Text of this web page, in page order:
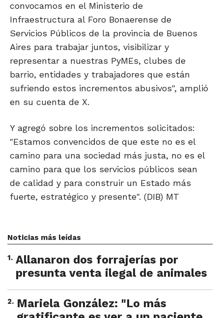
convocamos en el Ministerio de
Infraestructura al Foro Bonaerense de
Servicios Públicos de la provincia de Buenos
Aires para trabajar juntos, visibilizar y
representar a nuestras PyMEs, clubes de
barrio, entidades y trabajadores que están
sufriendo estos incrementos abusivos", amplió
en su cuenta de X.
Y agregó sobre los incrementos solicitados:
"Estamos convencidos de que este no es el
camino para una sociedad más justa, no es el
camino para que los servicios públicos sean
de calidad y para construir un Estado más
fuerte, estratégico y presente". (DIB) MT
Noticias más leídas
1. Allanaron dos forrajerías por
presunta venta ilegal de animales
2. Mariela González: "Lo más